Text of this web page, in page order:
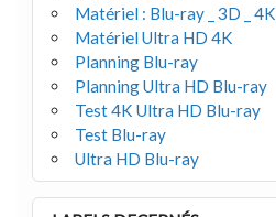
Matériel : Blu-ray _ 3D _ 4K
Matériel Ultra HD 4K
Planning Blu-ray
Planning Ultra HD Blu-ray
Test 4K Ultra HD Blu-ray
Test Blu-ray
Ultra HD Blu-ray